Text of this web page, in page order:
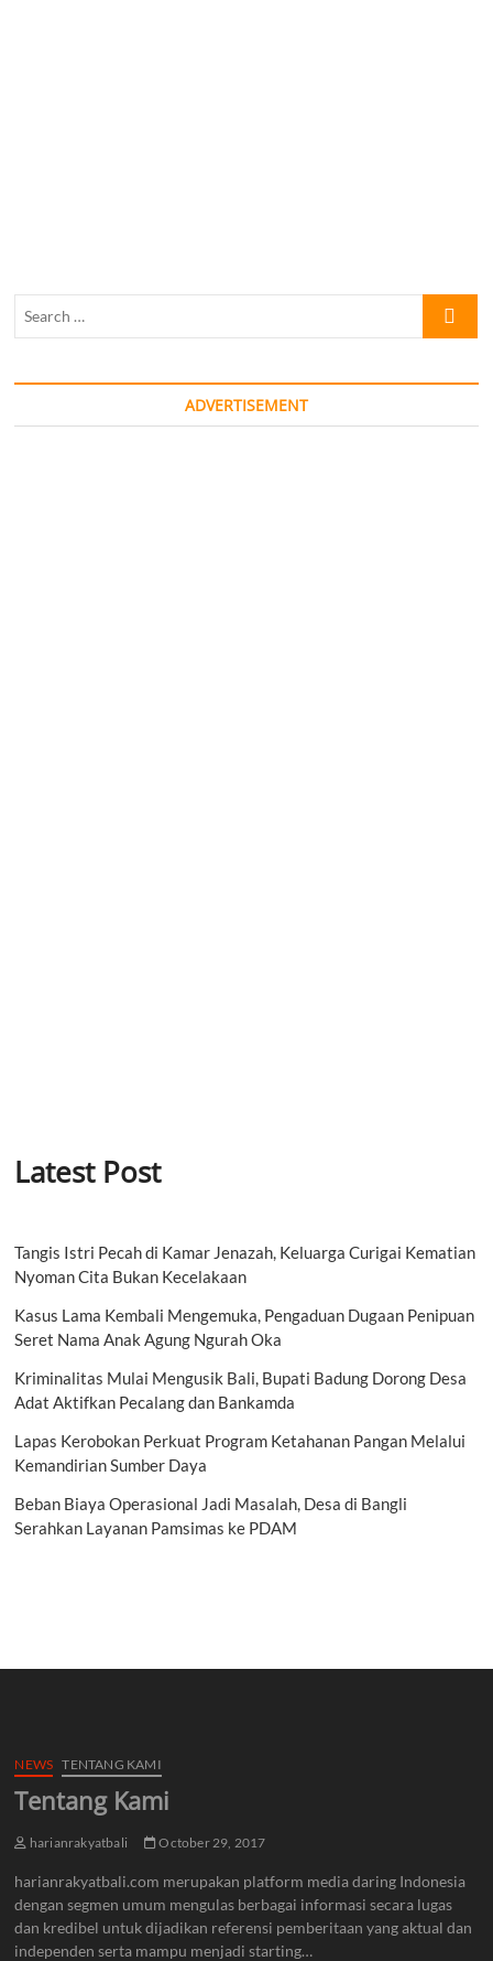
Search
ADVERTISEMENT
Latest Post
Tangis Istri Pecah di Kamar Jenazah, Keluarga Curigai Kematian
Nyoman Cita Bukan Kecelakaan
Kasus Lama Kembali Mengemuka, Pengaduan Dugaan Penipuan
Seret Nama Anak Agung Ngurah Oka
Kriminalitas Mulai Mengusik Bali, Bupati Badung Dorong Desa
Adat Aktifkan Pecalang dan Bankamda
Lapas Kerobokan Perkuat Program Ketahanan Pangan Melalui
Kemandirian Sumber Daya
Beban Biaya Operasional Jadi Masalah, Desa di Bangli
Serahkan Layanan Pamsimas ke PDAM
NEWS TENTANG KAMI
Tentang Kami
harianrakyatbali October 29, 2017
harianrakyatbali.com merupakan platform media daring Indonesia
dengan segmen umum mengulas berbagai informasi secara lugas
dan kredibel untuk dijadikan referensi pemberitaan yang aktual dan
independen serta mampu menjadi starting…